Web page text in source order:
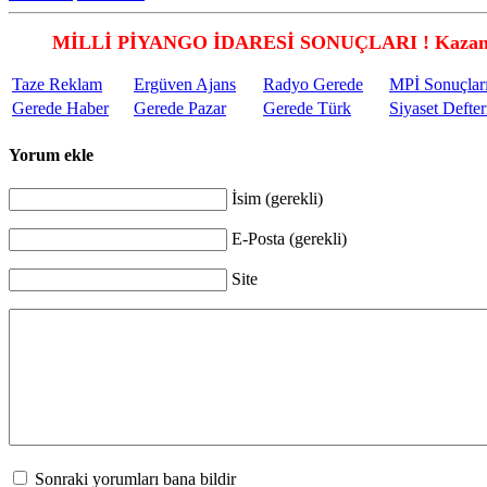
MİLLİ PİYANGO İDARESİ SONUÇLARI !
Taze Reklam Ergüven Ajans Radyo Gerede
MPİ
Gerede Haber
Gerede Pazar Gerede Türk Siyaset
Yorum ekle
İsim (gerekli)
E-Posta (gerekli)
Site
Sonraki yorumları bana bildir